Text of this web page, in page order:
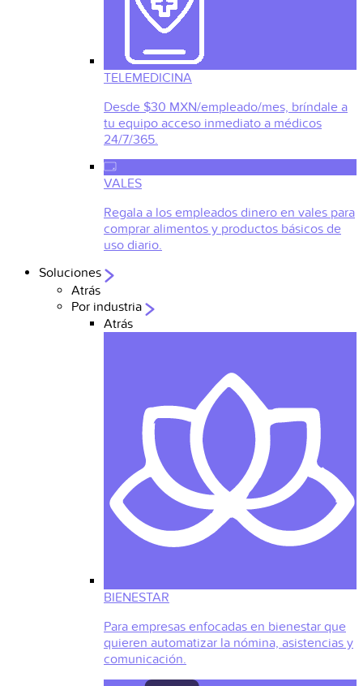
TELEMEDICINA
Desde $30 MXN/empleado/mes, bríndale a
tu equipo acceso inmediato a médicos
24/7/365.
VALES
Regala a los empleados dinero en vales para
comprar alimentos y productos básicos de
uso diario.
Soluciones
Atrás
Por industria
Atrás
BIENESTAR
Para empresas enfocadas en bienestar que
quieren automatizar la nómina, asistencias y
comunicación.